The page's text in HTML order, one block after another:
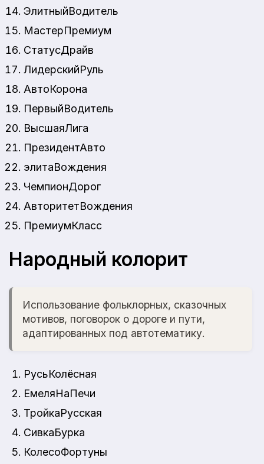
ЭлитныйВодитель
МастерПремиум
СтатусДрайв
ЛидерскийРуль
АвтоКорона
ПервыйВодитель
ВысшаяЛига
ПрезидентАвто
элитаВождения
ЧемпионДорог
АвторитетВождения
ПремиумКласс
Народный колорит
Использование фольклорных, сказочных
мотивов, поговорок о дороге и пути,
адаптированных под автотематику.
РусьКолёсная
ЕмеляНаПечи
ТройкаРусская
СивкаБурка
КолесоФортуны